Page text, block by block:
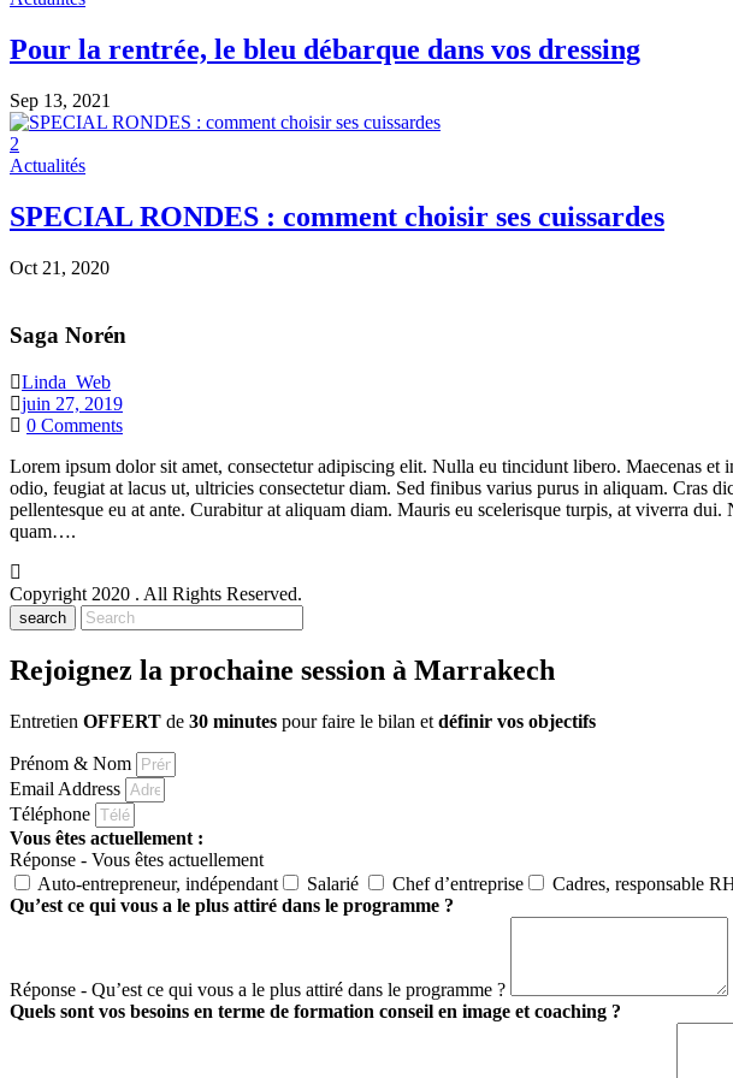
Pour la rentrée, le bleu débarque dans vos dressing
Sep 13, 2021
2
Actualités
SPECIAL RONDES : comment choisir ses cuissardes
Oct 21, 2020
Saga Norén
Linda_Web
juin 27, 2019
0 Comments
Lorem ipsum dolor sit amet, consectetur adipiscing elit. Nulla eu tincidunt libero. Maecenas
odio, feugiat at lacus ut, ultricies consectetur diam. Sed finibus varius purus in aliquam. Cras
pellentesque eu at ante. Curabitur at aliquam diam. Mauris eu scelerisque turpis, at viverra
quam….
Copyright 2020 . All Rights Reserved.
search
Rejoignez la prochaine session à Marrakech
Entretien OFFERT de 30 minutes pour faire le bilan et définir vos objectifs
Prénom & Nom
Email Address
Téléphone
Vous êtes actuellement :
Réponse - Vous êtes actuellement
Auto-entrepreneur, indépendant
Salarié Chef d’entreprise Cadres, responsable
Qu’est ce qui vous a le plus attiré dans le programme ?
Réponse - Qu’est ce qui vous a le plus attiré dans le programme ?
Quels sont vos besoins en terme de formation conseil en image et coaching ?